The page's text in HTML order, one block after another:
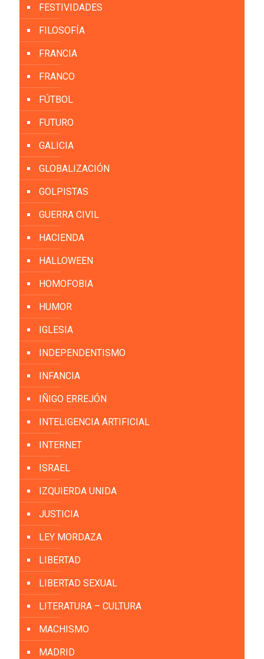
FESTIVIDADES
FILOSOFÍA
FRANCIA
FRANCO
FÚTBOL
FUTURO
GALICIA
GLOBALIZACIÓN
GOLPISTAS
GUERRA CIVIL
HACIENDA
HALLOWEEN
HOMOFOBIA
HUMOR
IGLESIA
INDEPENDENTISMO
INFANCIA
IÑIGO ERREJÓN
INTELIGENCIA ARTIFICIAL
INTERNET
ISRAEL
IZQUIERDA UNIDA
JUSTICIA
LEY MORDAZA
LIBERTAD
LIBERTAD SEXUAL
LITERATURA – CULTURA
MACHISMO
MADRID